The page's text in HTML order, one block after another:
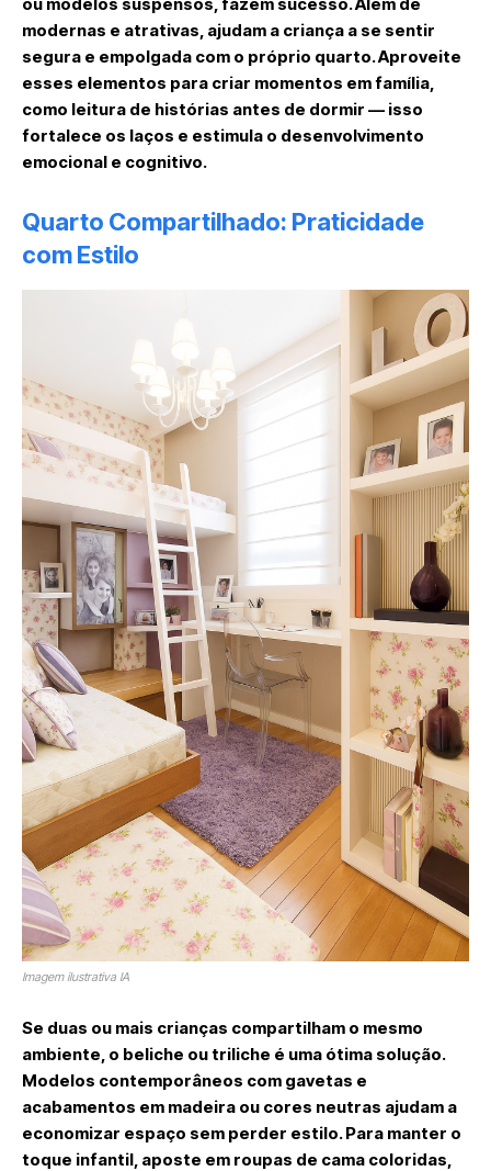
modernas e atrativas, ajudam a criança a se sentir
segura e empolgada com o próprio quarto. Aproveite
esses elementos para criar momentos em família,
como leitura de histórias antes de dormir — isso
fortalece os laços e estimula o desenvolvimento
emocional e cognitivo.
Quarto Compartilhado: Praticidade
com Estilo
Imagem ilustrativa IA
Se duas ou mais crianças compartilham o mesmo
ambiente, o beliche ou triliche é uma ótima solução.
Modelos contemporâneos com gavetas e
acabamentos em madeira ou cores neutras ajudam a
economizar espaço sem perder estilo. Para manter o
toque infantil, aposte em roupas de cama coloridas,